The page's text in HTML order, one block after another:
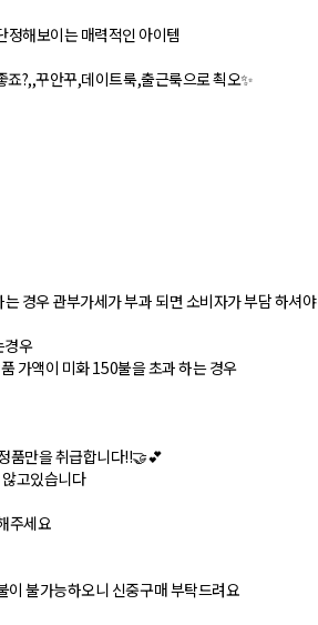
해보이는 매력적인 아이템
?,,꾸안꾸,데이트룩,출근룩으로 쵝오✨
경우 관부가세가 부과 되면 소비자가 부담 하셔야
경우
가액이 미화 150불을 초과 하는 경우
품만을 취급합니다!!🤝💕
고있습니다
주세요
이 불가능하오니 신중구매 부탁드려요